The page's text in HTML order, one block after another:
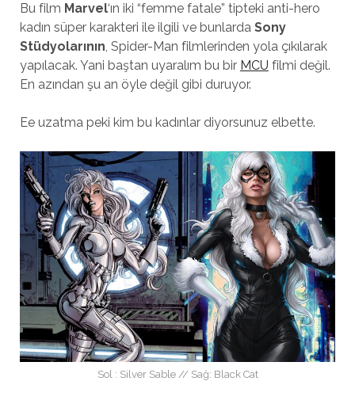
Bu film Marvel‘ın iki “femme fatale” tipteki anti-hero
kadın süper karakteri ile ilgili ve bunlarda Sony
Stüdyolarının, Spider-Man filmlerinden yola çıkılarak
yapılacak. Yani baştan uyaralım bu bir MCU filmi değil.
En azından şu an öyle değil gibi duruyor.
Ee uzatma peki kim bu kadınlar diyorsunuz elbette.
Sol : Silver Sable // Sağ: Black Cat